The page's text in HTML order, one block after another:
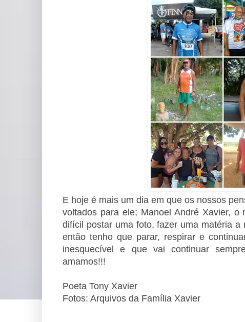
E hoje é mais um dia em que os nossos
voltados para ele; Manoel André Xavier,
difícil postar uma foto, fazer uma matéria
então tenho que parar, respirar e
inesquecível e que vai continuar
amamos!!!
Poeta Tony Xavier
Fotos: Arquivos da Família Xavier